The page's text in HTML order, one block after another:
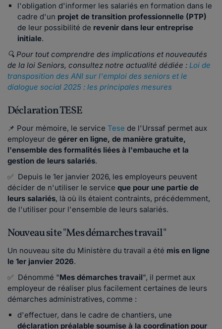
l'obligation d'informer les salariés en formation dans le
cadre d'un projet de transition professionnelle (PTP)
de leur possibilité de revenir dans leur entreprise
initiale.
🔍 Pour tout comprendre des implications et nouveautés
de la loi Seniors, consultez notre actualité dédiée : Loi de
transposition des ANI sur l'emploi des seniors et le
dialogue social 2025 : les principales mesures
Déclaration TESE
📌 Pour mémoire, le service Tese de l'Urssaf permet aux
employeur de gérer en ligne, de manière gratuite,
l'ensemble des formalités liées à l'embauche et la
gestion de leurs salariés.
✅ Depuis le 1er janvier 2026, les employeurs peuvent
décider de n'utiliser le service que pour une partie de
leurs salariés, là où ils étaient contraints, précédemment,
de l'utiliser pour l'ensemble de leurs salariés.
Nouveau site "Mes démarches travail"
Un nouveau site du Ministère du travail a été mis en ligne
le 1er janvier 2026.
✅ Dénommé "Mes démarches travail", il permet aux
employeur de réaliser plus facilement certaines de leurs
démarches administratives, comme :
d'effectuer, dans le cadre de chantiers, une
déclaration préalable soumise à la coordination pour